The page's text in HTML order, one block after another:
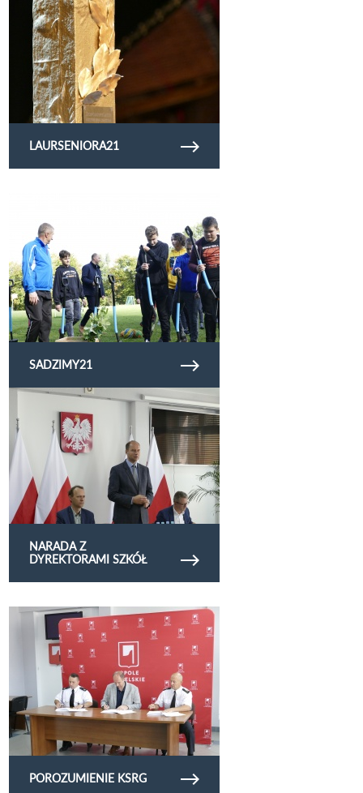
LAURSENIORA21
SADZIMY21
NARADA Z
DYREKTORAMI SZKÓŁ
Obejrzyj galerię zdjęć Narada z dyrektorami szkół
POROZUMIENIE KSRG
Obejrzyj galerię zdjęć Porozumienie KSRG